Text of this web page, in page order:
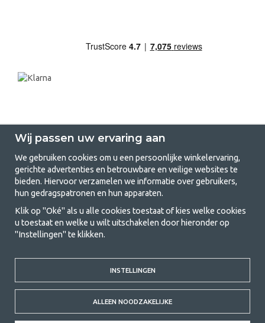
GetCamping.nl - Jouw winkel voor
kamperen en buitenleven
Kamperen kan een levensstijl zijn of een manier om het gezin samen te
brengen voor een gezamenlijk avontuur. Welke categorie je ook kiest,
bij ons vind je alles wat je nodig hebt aan kampeeraccessoires. Wij
bieden wij zeer scherpe prijzen voor familietenten, caravanluifels en alle
andere uitrusting voor kamperen en buitenleven. Ons doel is om in elke
prijsklasse de beste kampeeruitrusting te leveren wat betreft kwaliteit
en functionaliteit. Neem gerust contact met ons op als je iets mist of
meer wilt weten.
© 2020 GetCamping. All rights reserved.
Wij passen uw ervaring aan
We gebruiken cookies om u een persoonlijke winkelervaring,
gerichte advertenties en betrouwbare en veilige websites te
bieden. Hiervoor verzamelen we informatie over gebruikers,
hun gedragspatronen en hun apparaten.
Klik op "Oké" als u alle cookies toestaat of kies welke cookies
u toestaat en welke u wilt uitschakelen door hieronder op
"Instellingen" te klikken.
INSTELLINGEN
ALLEEN NOODZAKELIJKE